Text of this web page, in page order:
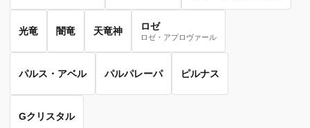
光竜 闇竜 天竜神 ロゼ
ロゼ・アプロヴァール
パルス・アベル パルパレーパ ピルナス
Gクリスタル